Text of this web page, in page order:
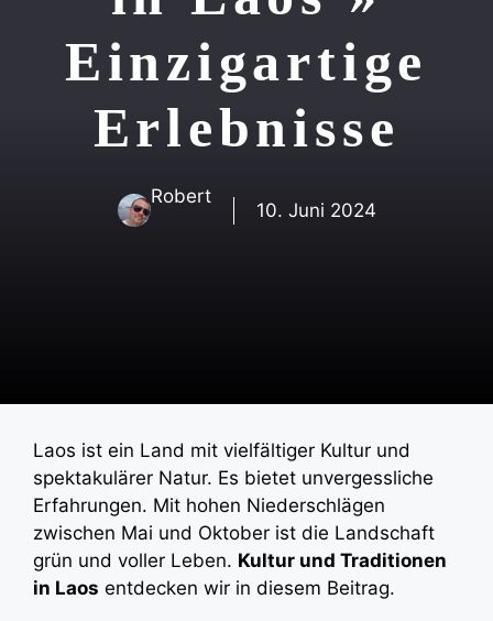
Einzigartige
Erlebnisse
Robert
10. Juni 2024
Laos ist ein Land mit vielfältiger Kultur und
spektakulärer Natur. Es bietet unvergessliche
Erfahrungen. Mit hohen Niederschlägen
zwischen Mai und Oktober ist die Landschaft
grün und voller Leben. Kultur und Traditionen
in Laos entdecken wir in diesem Beitrag.